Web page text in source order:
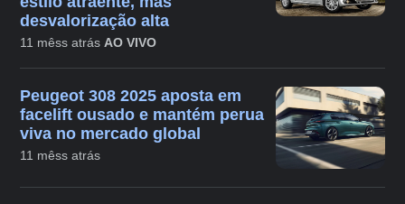
desvalorização alta
11 mêss atrás AO VIVO
Peugeot 308 2025 aposta em
facelift ousado e mantém perua
viva no mercado global
11 mêss atrás